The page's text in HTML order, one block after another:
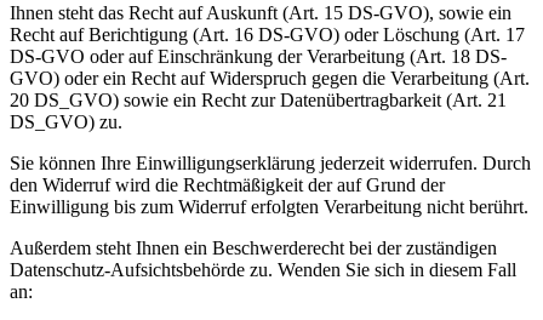
Ihnen steht das Recht auf Auskunft (Art. 15 DS-GVO), sowie ein
Recht auf Berichtigung (Art. 16 DS-GVO) oder Löschung (Art. 17
DS-GVO oder auf Einschränkung der Verarbeitung (Art. 18 DS-
GVO) oder ein Recht auf Widerspruch gegen die Verarbeitung (Art.
20 DS_GVO) sowie ein Recht zur Datenübertragbarkeit (Art. 21
DS_GVO) zu.
Sie können Ihre Einwilligungserklärung jederzeit widerrufen. Durch
den Widerruf wird die Rechtmäßigkeit der auf Grund der
Einwilligung bis zum Widerruf erfolgten Verarbeitung nicht berührt.
Außerdem steht Ihnen ein Beschwerderecht bei der zuständigen
Datenschutz-Aufsichtsbehörde zu. Wenden Sie sich in diesem Fall
an: